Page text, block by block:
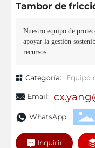
Tambor de
Nuestro equipo de
apoyar la gestión
recursos.
Categoría: Equipo
Email:
WhatsApp:
Inquirir